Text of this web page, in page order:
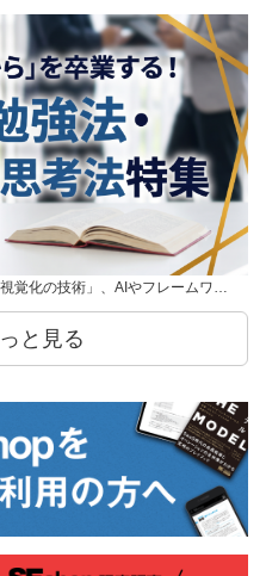
覚化の技術」、AIやフレームワ…
と見る